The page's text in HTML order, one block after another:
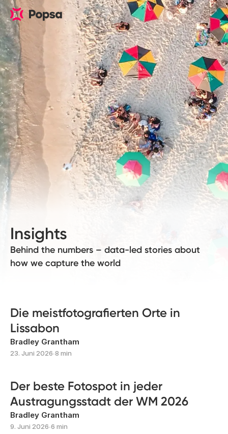
Insights
Behind the numbers – data-led stories about
how we capture the world
Die meistfotografierten Orte in
Lissabon
Bradley Grantham
23. Juni 2026∙8 min
Der beste Fotospot in jeder
Austragungsstadt der WM 2026
Bradley Grantham
9. Juni 2026∙6 min